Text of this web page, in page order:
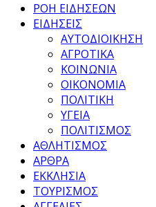
ΡΟΗ ΕΙΔΗΣΕΩΝ
ΕΙΔΗΣΕΙΣ
ΑΥΤΟΔΙΟΙΚΗΣΗ
ΑΓΡΟΤΙΚΑ
ΚΟΙΝΩΝΙΑ
ΟΙΚΟΝΟΜΙΑ
ΠΟΛΙΤΙΚΗ
ΥΓΕΙΑ
ΠΟΛΙΤΙΣΜΟΣ
ΑΘΛΗΤΙΣΜΟΣ
ΑΡΘΡΑ
ΕΚΚΛΗΣΙΑ
ΤΟΥΡΙΣΜΟΣ